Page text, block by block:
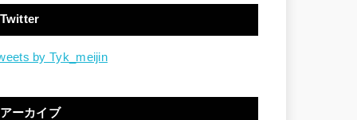
Twitter
by Tyk_meijin
アーカイブ